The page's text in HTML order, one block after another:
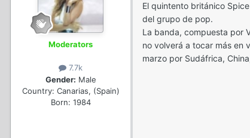
Moderators
7.7k
Gender: Male
Country: Canarias, (Spain)
Born: 1984
El quintento británico
del grupo de pop.
La banda, compuesta por
no volverá a tocar más en
marzo por Sudáfrica,